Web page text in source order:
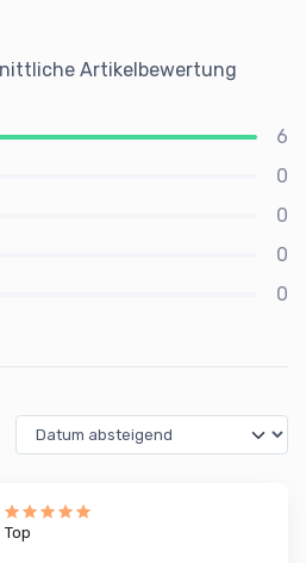
Artikelbewertung
6
0
0
0
0
Top